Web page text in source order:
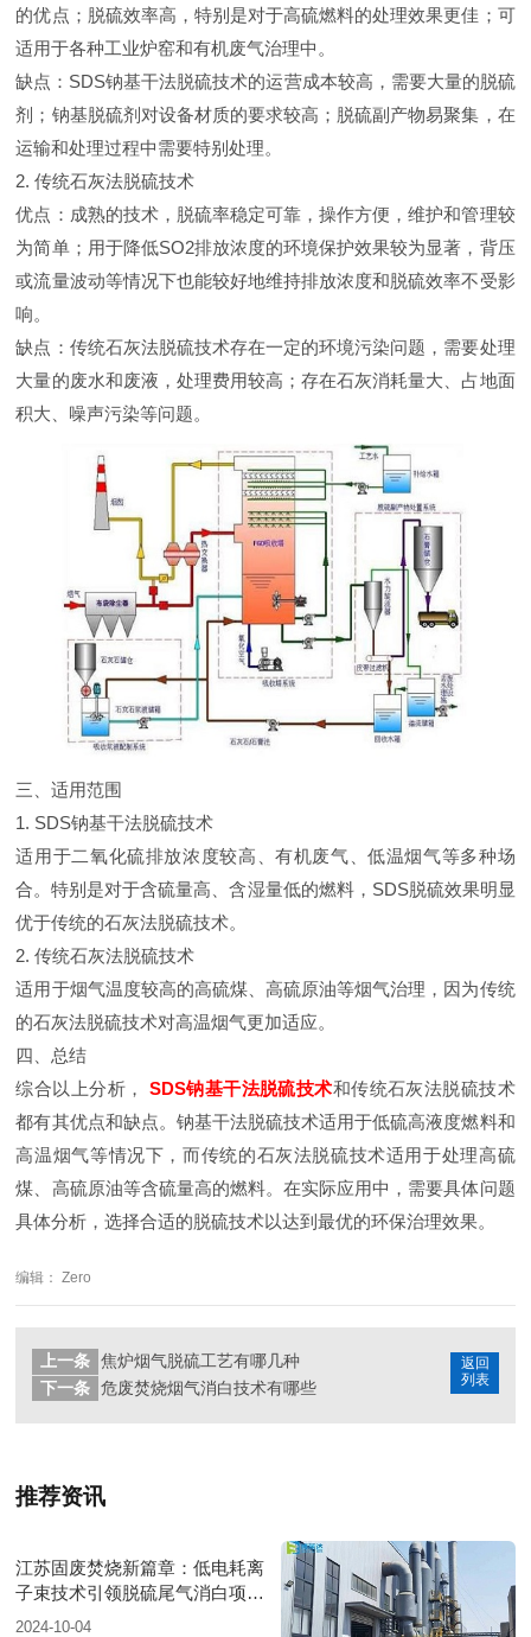
的优点；脱硫效率高，特别是对于高硫燃料的处理效果更佳；可
适用于各种工业炉窑和有机废气治理中。
缺点：SDS钠基干法脱硫技术的运营成本较高，需要大量的脱硫
剂；钠基脱硫剂对设备材质的要求较高；脱硫副产物易聚集，在
运输和处理过程中需要特别处理。
2. 传统石灰法脱硫技术
优点：成熟的技术，脱硫率稳定可靠，操作方便，维护和管理较
为简单；用于降低SO2排放浓度的环境保护效果较为显著，背压
或流量波动等情况下也能较好地维持排放浓度和脱硫效率不受影
响。
缺点：传统石灰法脱硫技术存在一定的环境污染问题，需要处理
大量的废水和废液，处理费用较高；存在石灰消耗量大、占地面
积大、噪声污染等问题。
三、适用范围
1. SDS钠基干法脱硫技术
适用于二氧化硫排放浓度较高、有机废气、低温烟气等多种场
合。特别是对于含硫量高、含湿量低的燃料，SDS脱硫效果明显
优于传统的石灰法脱硫技术。
2. 传统石灰法脱硫技术
适用于烟气温度较高的高硫煤、高硫原油等烟气治理，因为传统
的石灰法脱硫技术对高温烟气更加适应。
四、总结
综合以上分析， SDS钠基干法脱硫技术和传统石灰法脱硫技术
都有其优点和缺点。钠基干法脱硫技术适用于低硫高液度燃料和
高温烟气等情况下，而传统的石灰法脱硫技术适用于处理高硫
煤、高硫原油等含硫量高的燃料。在实际应用中，需要具体问题
具体分析，选择合适的脱硫技术以达到最优的环保治理效果。
编辑： Zero
返回
列表
上一条 焦炉烟气脱硫工艺有哪几种
下一条 危废焚烧烟气消白技术有哪些
推荐资讯
江苏固废焚烧新篇章：低电耗离
子束技术引领脱硫尾气消白项目
圆满落成
2024-10-04